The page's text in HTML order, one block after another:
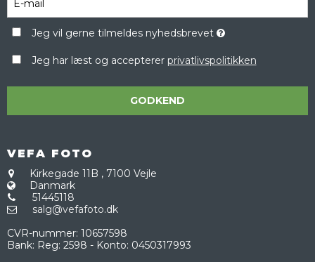
Jeg vil gerne tilmeldes nyhedsbrevet
Jeg har læst og accepterer privatlivspolitikken
GODKEND
VEFA FOTO
Kirkegade 11B , 7100 Vejle
Danmark
51445118
salg@vefafoto.dk
CVR-nummer: 10657598
Bank: Reg: 2598 - Konto: 0450317993